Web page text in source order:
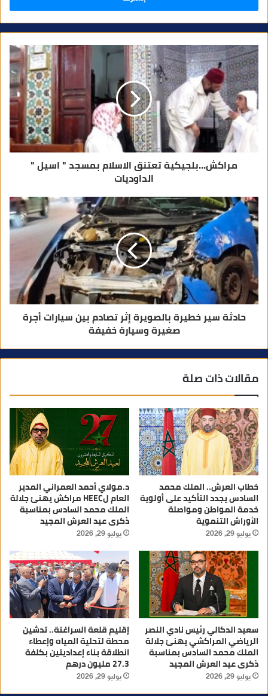
ر
ا
ل
إ
ل
ك
ت
ر
و
مراكش…بلجيكية تعتنق الاسلام بمسجد " اسيل "
الداوديات
حادثة سير خطيرة بالصويرة إثر تصادم بين سيارات أجرة
صغيرة وسيارة خفيفة
مقالات ذات صلة
خطاب العرش.. الملك محمد
السادس يجدد التأكيد على أولوية
خدمة المواطن ومواصلة
الأوراش التنموية
يوليو 29, 2026
د.مولاي أحمد العمراني المدير
العام لHEEC مراكش يهنئ جلالة
الملك محمد السادس بمناسبة
ذكرى عيد العرش المجيد
يوليو 29, 2026
سعيد الدكالي رئيس نادي النصر
الرياضي المراكشي يهنئ جلالة
الملك محمد السادس بمناسبة
ذكرى عيد العرش المجيد
يوليو 29, 2026
إقليم قلعة السراغنة.. تدشين
محطة لتحلية المياه وإعطاء
انطلاقة بناء إعداديتين بكلفة
27.3 مليون درهم
يوليو 29, 2026